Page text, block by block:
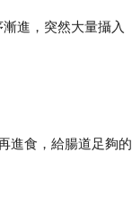
進，突然大量攝入
進食，給腸道足夠的